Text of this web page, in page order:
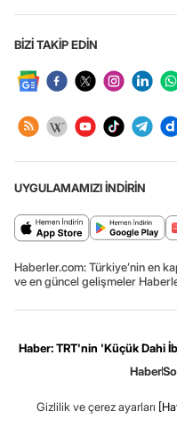
BİZİ TAKİP EDİN
UYGULAMAMIZI İNDİRİN
Haberler.com: Türkiye’nin en
ve en güncel gelişmeler
Haber: TRT'nin 'Küçük Dahi
Haber
Gizlilik ve çerez ayarları